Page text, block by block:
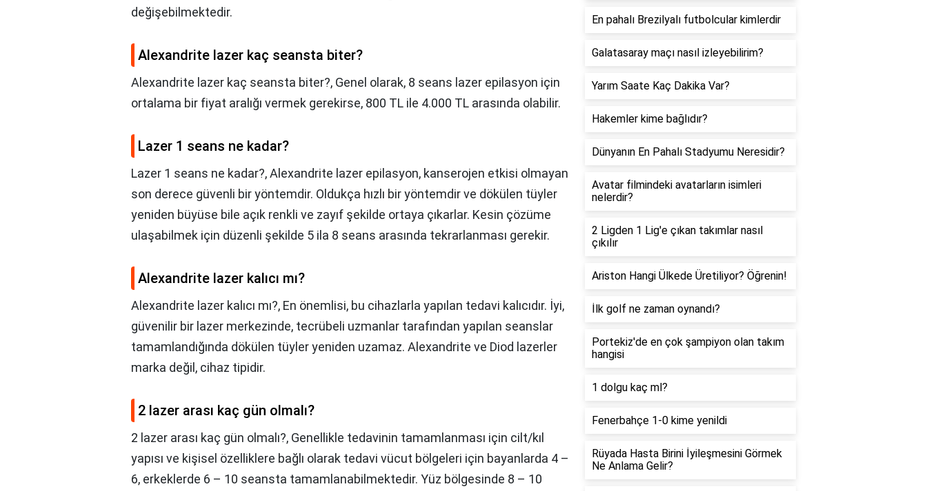
değişebilmektedir.
Alexandrite lazer kaç seansta biter?
Alexandrite lazer kaç seansta biter?, Genel olarak, 8 seans lazer epilasyon için
ortalama bir fiyat aralığı vermek gerekirse, 800 TL ile 4.000 TL arasında olabilir.
Lazer 1 seans ne kadar?
Lazer 1 seans ne kadar?,Alexandrite lazer epilasyon, kanserojen etkisi olmayan
son derece güvenli bir yöntemdir. Oldukça hızlı bir yöntemdir ve dökülen tüyler
yeniden büyüse bile açık renkli ve zayıf şekilde ortaya çıkarlar. Kesin çözüme
ulaşabilmek için düzenli şekilde 5 ila 8 seans arasında tekrarlanması gerekir.
Alexandrite lazer kalıcı mı?
Alexandrite lazer kalıcı mı?, En önemlisi, bu cihazlarla yapılan tedavi kalıcıdır. İyi,
güvenilir bir lazer merkezinde, tecrübeli uzmanlar tarafından yapılan seanslar
tamamlandığında dökülen tüyler yeniden uzamaz. Alexandrite ve Diod lazerler
marka değil, cihaz tipidir.
2 lazer arası kaç gün olmalı?
2 lazer arası kaç gün olmalı?, Genellikle tedavinin tamamlanması için cilt/kıl
yapısı ve kişisel özelliklere bağlı olarak tedavi vücut bölgeleri için bayanlarda 4 –
6, erkeklerde 6 – 10 seansta tamamlanabilmektedir. Yüz bölgesinde 8 – 10
En pahalı Brezilyalı futbolcular kimlerdir
Galatasaray maçı nasıl izleyebilirim?
Yarım Saate Kaç Dakika Var?
Hakemler kime bağlıdır?
Dünyanın En Pahalı Stadyumu Neresidir?
Avatar filmindeki avatarların isimleri
nelerdir?
2 Ligden 1 Lig'e çıkan takımlar nasıl
çıkılır
Ariston Hangi Ülkede Üretiliyor? Öğrenin!
İlk golf ne zaman oynandı?
Portekiz'de en çok şampiyon olan takım
hangisi
1 dolgu kaç ml?
Fenerbahçe 1-0 kime yenildi
Rüyada Hasta Birini İyileşmesini Görmek
Ne Anlama Gelir?